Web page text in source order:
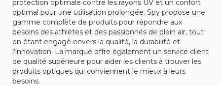
protection optimale contre les rayons UV et un confort
optimal pour une utilisation prolongée. Spy propose une
gamme complète de produits pour répondre aux
besoins des athlètes et des passionnés de plein air, tout
en étant engagé envers la qualité, la durabilité et
l'innovation. La marque offre également un service client
de qualité supérieure pour aider les clients à trouver les
produits optiques qui conviennent le mieux à leurs
besoins.